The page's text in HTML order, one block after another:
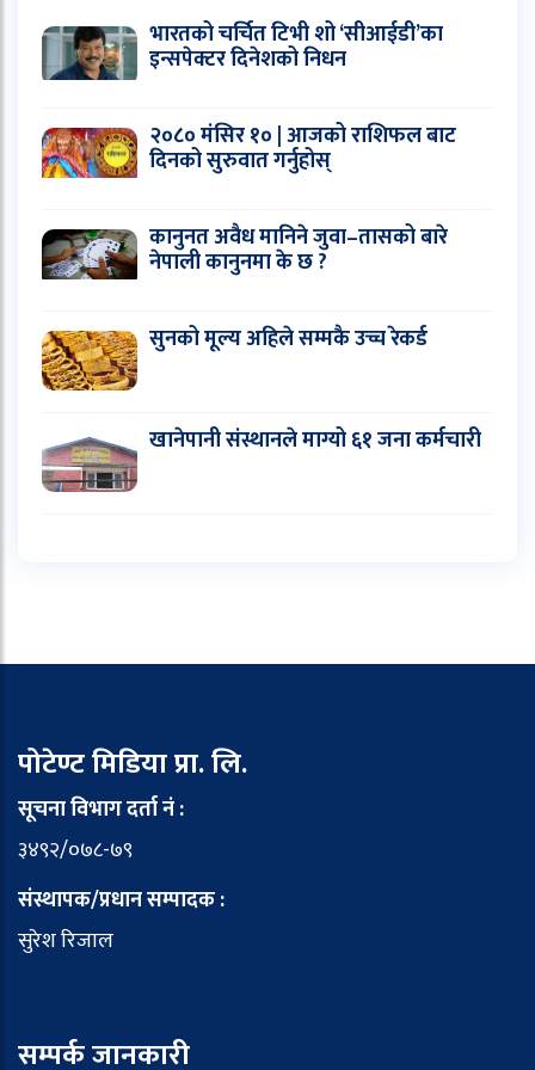
भारतको चर्चित टिभी शो ‘सीआईडी’का
इन्सपेक्टर दिनेशको निधन
२०८० मंसिर १० | आजको राशिफल बाट
दिनको सुरुवात गर्नुहोस्
कानुनत अवैध मानिने जुवा–तासको बारे
नेपाली कानुनमा के छ ?
सुनको मूल्य अहिले सम्मकै उच्च रेकर्ड
खानेपानी संस्थानले माग्यो ६१ जना कर्मचारी
पोटेण्ट मिडिया प्रा. लि.
सूचना विभाग दर्ता नं :
३४९२/०७८-७९
संस्थापक/प्रधान सम्पादक :
सुरेश रिजाल
सम्पर्क जानकारी